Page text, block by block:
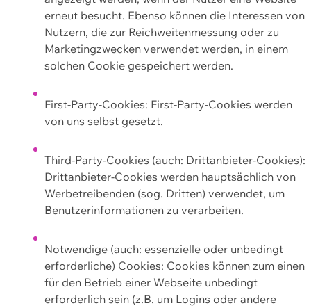
erneut besucht. Ebenso können die Interessen von
Nutzern, die zur Reichweitenmessung oder zu
Marketingzwecken verwendet werden, in einem
solchen Cookie gespeichert werden.
First-Party-Cookies: First-Party-Cookies werden
von uns selbst gesetzt.
Third-Party-Cookies (auch: Drittanbieter-Cookies):
Drittanbieter-Cookies werden hauptsächlich von
Werbetreibenden (sog. Dritten) verwendet, um
Benutzerinformationen zu verarbeiten.
Notwendige (auch: essenzielle oder unbedingt
erforderliche) Cookies: Cookies können zum einen
für den Betrieb einer Webseite unbedingt
erforderlich sein (z.B. um Logins oder andere